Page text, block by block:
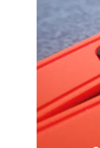
PRIVACY
POLICY